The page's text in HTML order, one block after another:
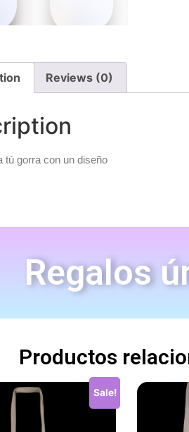
Reviews (0)
tú gorra con un diseño
Regalos
Productos
Sale!